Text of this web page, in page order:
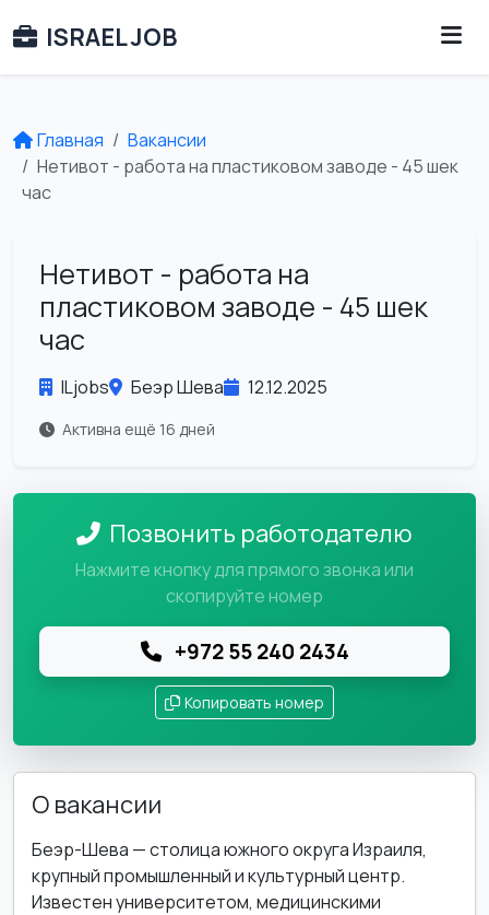
ISRAEL JOB
Главная
Вакансии
Нетивот - работа на пластиковом заводе - 45 шек
час
Нетивот - работа на
пластиковом заводе - 45 шек
час
ILjobs Беэр Шева 12.12.2025
Активна ещё 16 дней
Позвонить работодателю
Нажмите кнопку для прямого звонка или
скопируйте номер
+972 55 240 2434
Копировать номер
О вакансии
Беэр-Шева — столица южного округа Израиля,
крупный промышленный и культурный центр.
Известен университетом, медицинскими